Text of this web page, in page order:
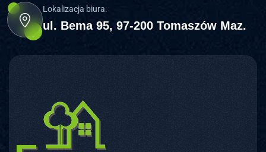
Lokalizacja biura:
ul. Bema 95, 97-200 Tomaszów Maz.